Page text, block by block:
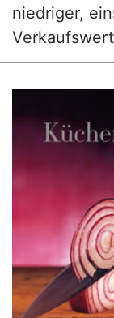
niedriger,